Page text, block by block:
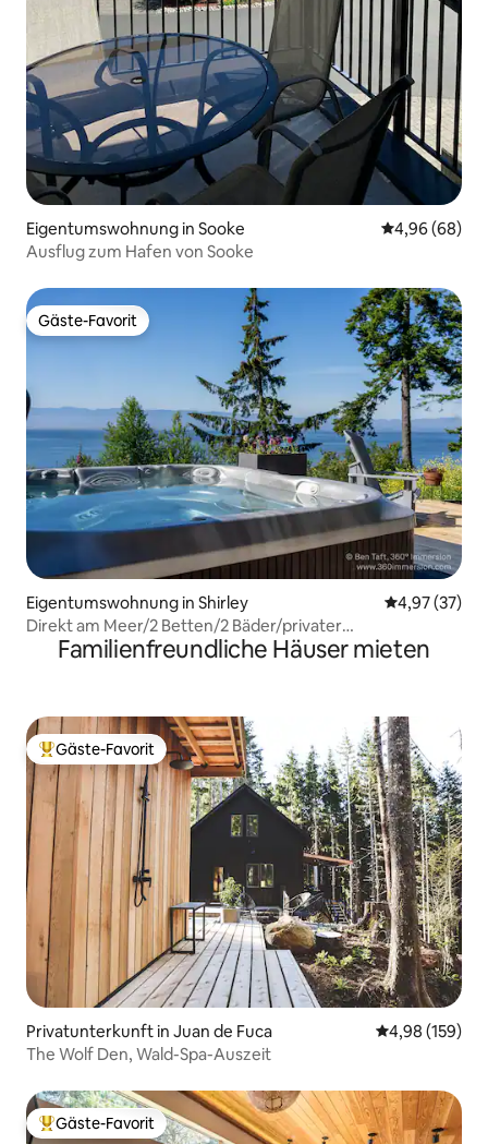
Eigentumswohnung in Sooke
4,96 (68)
Ausflug zum Hafen von Sooke
Gäste-Favorit
Gäste-Favorit
Eigentumswohnung in Shirley
4,97 (37)
Direkt am Meer/2 Betten/2 Bäder/privater
Whirlpool/Feuerstelle
Familienfreundliche Häuser mieten
Beliebter Gäste-Favorit.
Gäste-Favorit
Privatunterkunft in Juan de Fuca
4,98 (159)
The Wolf Den, Wald-Spa-Auszeit
Beliebter Gäste-Favorit.
Gäste-Favorit